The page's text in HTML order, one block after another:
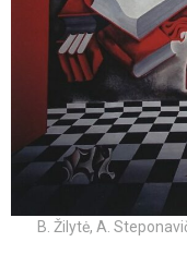
B. Žilytė, A.